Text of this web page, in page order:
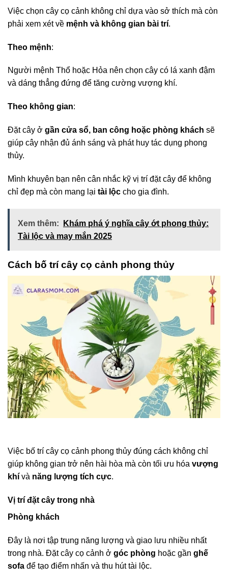
Việc chọn cây cọ cảnh không chỉ dựa vào sở thích mà còn
phải xem xét về mệnh và không gian bài trí.
Theo mệnh:
Người mệnh Thổ hoặc Hỏa nên chọn cây có lá xanh đậm
và dáng thẳng đứng để tăng cường vượng khí.
Theo không gian:
Đặt cây ở gần cửa sổ, ban công hoặc phòng khách sẽ
giúp cây nhận đủ ánh sáng và phát huy tác dụng phong
thủy.
Mình khuyên bạn nên cân nhắc kỹ vị trí đặt cây để không
chỉ đẹp mà còn mang lại tài lộc cho gia đình.
Xem thêm:
Khám phá ý nghĩa cây ớt phong thủy:
Tài lộc và may mắn 2025
Cách bố trí cây cọ cảnh phong thủy
Việc bố trí cây cọ cảnh phong thủy đúng cách không chỉ
giúp không gian trở nên hài hòa mà còn tối ưu hóa vượng
khí và năng lượng tích cực.
Vị trí đặt cây trong nhà
Phòng khách
Đây là nơi tập trung năng lượng và giao lưu nhiều nhất
trong nhà. Đặt cây cọ cảnh ở góc phòng hoặc gần ghế
sofa để tạo điểm nhấn và thu hút tài lộc.